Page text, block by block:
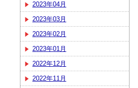
2023年04月
2023年03月
2023年02月
2023年01月
2022年12月
2022年11月